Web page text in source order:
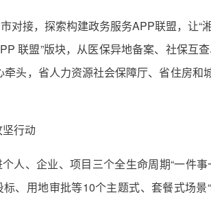
接，探索构建政务服务APP联盟，让“湘
联盟”版块，从医保异地备案、社保互
头，省人力资源社会保障厅、省住房
坚行动
人、企业、项目三个全生命周期“一件
、用地审批等10个主题式、套餐式场景